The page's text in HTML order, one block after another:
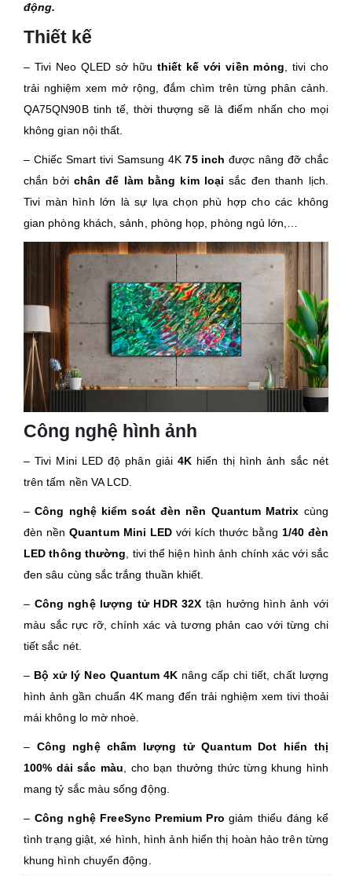
động.
Thiết kế
– Tivi Neo QLED sở hữu thiết kế với viền mỏng, tivi cho
trải nghiệm xem mở rộng, đắm chìm trên từng phân cảnh.
QA75QN90B tinh tế, thời thượng sẽ là điểm nhấn cho mọi
không gian nội thất.
– Chiếc Smart tivi Samsung 4K75 inch được nâng đỡ chắc
chắn bởi chân đế làm bằng kim loạisắc đen thanh lịch.
Tivi màn hình lớn là sự lựa chọn phù hợp cho các không
gian phòng khách, sảnh, phòng họp, phòng ngủ lớn,…
Công nghệ hình ảnh
– Tivi Mini LED độ phân giải4K hiển thị hình ảnh sắc nét
trên tấm nền VA LCD.
–Công nghệ kiểm soát đèn nền Quantum Matrix cùng
đèn nềnQuantum Mini LED với kích thước bằng 1/40 đèn
LED thông thường , tivi thể hiện hình ảnh chính xác với sắc
đen sâu cùng sắc trắng thuần khiết.
– Công nghệ lượng tử HDR 32X tận hưởng hình ảnh với
màu sắc rực rỡ, chính xác và tương phản cao với từng chi
tiết sắc nét.
– Bộ xử lý Neo Quantum 4K nâng cấp chi tiết, chất lượng
hình ảnh gần chuẩn 4K mang đến trải nghiệm xem tivi thoải
mái không lo mờ nhoè.
– Công nghệ chấm lượng tử Quantum Dot hiển thị
100% dải sắc màu , cho bạn thưởng thức từng khung hình
mang tỷ sắc màu sống động.
– Công nghệ FreeSync Premium Pro giảm thiểu đáng kể
tình trạng giật, xé hình, hình ảnh hiển thị hoàn hảo trên từng
khung hình chuyển động.